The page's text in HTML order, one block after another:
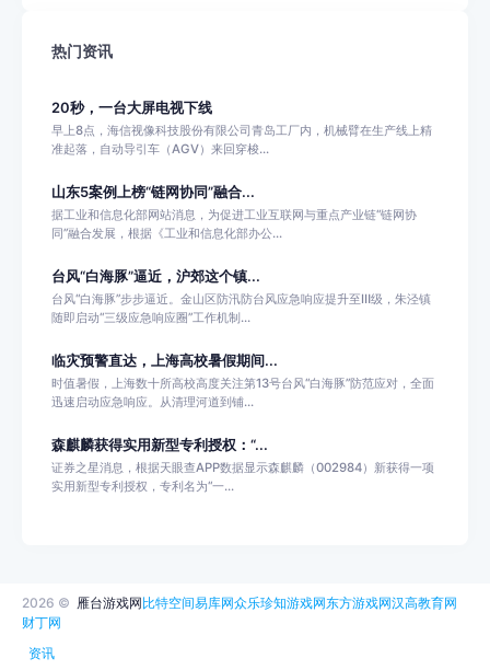
热门资讯
20秒，一台大屏电视下线
早上8点，海信视像科技股份有限公司青岛工厂内，机械臂在生产线上精
准起落，自动导引车（AGV）来回穿梭...
山东5案例上榜“链网协同”融合...
据工业和信息化部网站消息，为促进工业互联网与重点产业链“链网协
同”融合发展，根据《工业和信息化部办公...
台风“白海豚”逼近，沪郊这个镇...
台风“白海豚”步步逼近。金山区防汛防台风应急响应提升至Ⅲ级，朱泾镇
随即启动“三级应急响应圈”工作机制...
临灾预警直达，上海高校暑假期间...
时值暑假，上海数十所高校高度关注第13号台风“白海豚”防范应对，全面
迅速启动应急响应。从清理河道到铺...
森麒麟获得实用新型专利授权：“...
证券之星消息，根据天眼查APP数据显示森麒麟（002984）新获得一项
实用新型专利授权，专利名为“一...
2026 © 雁台游戏网比特空间易库网众乐珍知游戏网东方游戏网汉高教育网
财丁网
资讯